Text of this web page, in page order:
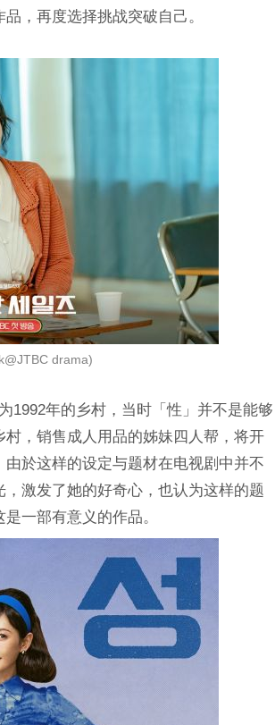
，再度选择挑战突破自己。
drama)
1992年的乡村，当时「性」并不是能够
，销售成人用品的姊妹四人帮，将开
於这样的设定与题材在电视剧中并不
激发了她的好奇心，也认为这样的题
一部有意义的作品。